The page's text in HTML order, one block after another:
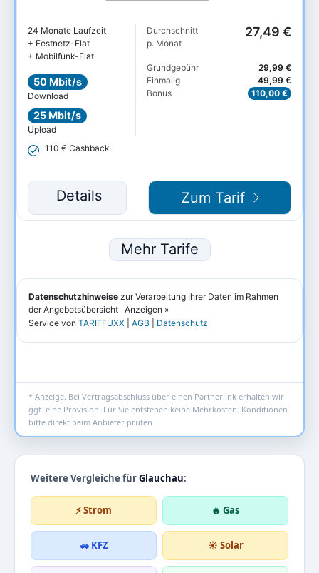
* Anzeige. Bei Vertragsabschluss über einen Partnerlink erhalten wir
ggf. eine Provision. Für Sie entstehen keine Mehrkosten. Konditionen
bitte direkt beim Anbieter prüfen.
Weitere Vergleiche fürGlauchau:
⚡ Strom 🔥 Gas
🚗 KFZ ☀️ Solar